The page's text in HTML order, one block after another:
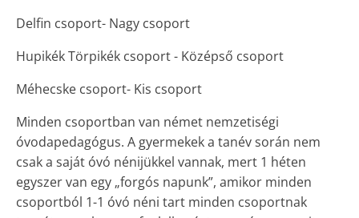
Delfin csoport- Nagy csoport
Hupikék Törpikék csoport - Középső csoport
Méhecske csoport- Kis csoport
Minden csoportban van német nemzetiségi
óvodapedagógus. A gyermekek a tanév során nem
csak a saját óvó nénijükkel vannak, mert 1 héten
egyszer van egy „forgós napunk”, amikor minden
csoportból 1-1 óvó néni tart minden csoportnak